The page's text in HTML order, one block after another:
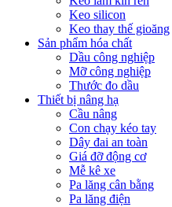
Keo silicon
Keo thay thế gioăng
Sản phẩm hóa chất
Dầu công nghiệp
Mỡ công nghiệp
Thước đo dầu
Thiết bị nâng hạ
Cầu nâng
Con chạy kéo tay
Dây đai an toàn
Giá đỡ động cơ
Mễ kê xe
Pa lăng cân bằng
Pa lăng điện